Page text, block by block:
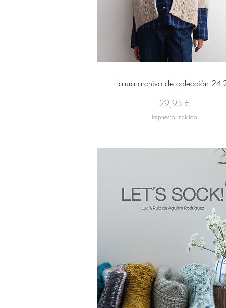
Vista rápida
Lalura archivo de colección 24-
Precio
29,95 €
Impuesto incluido